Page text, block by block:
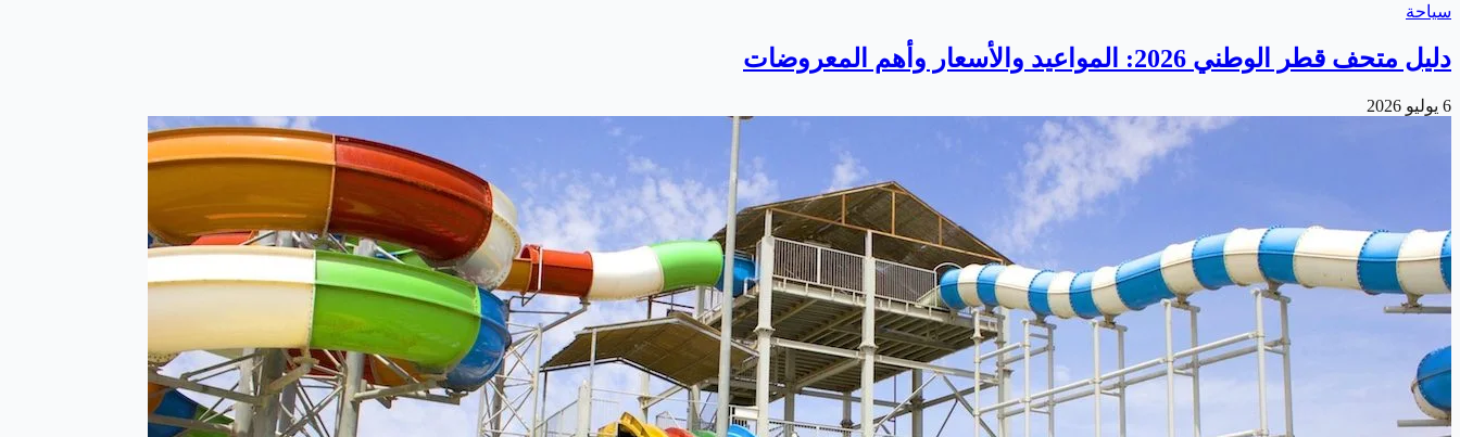
سياحة
دليل متحف قطر الوطني 2026: المواعيد والأسعار وأهم المعروضات
6 يوليو 2026